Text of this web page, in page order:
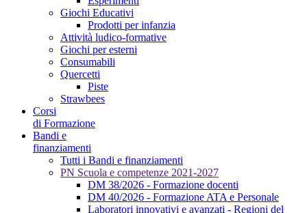
Giochi Educativi
Prodotti per infanzia
Attività ludico-formative
Giochi per esterni
Consumabili
Quercetti
Piste
Strawbees
Corsi
di Formazione
Bandi e
finanziamenti
Tutti i Bandi e finanziamenti
PN Scuola e competenze 2021-2027
DM 38/2026 - Formazione docenti
DM 40/2026 - Formazione ATA e Personale
Laboratori innovativi e avanzati - Regioni del